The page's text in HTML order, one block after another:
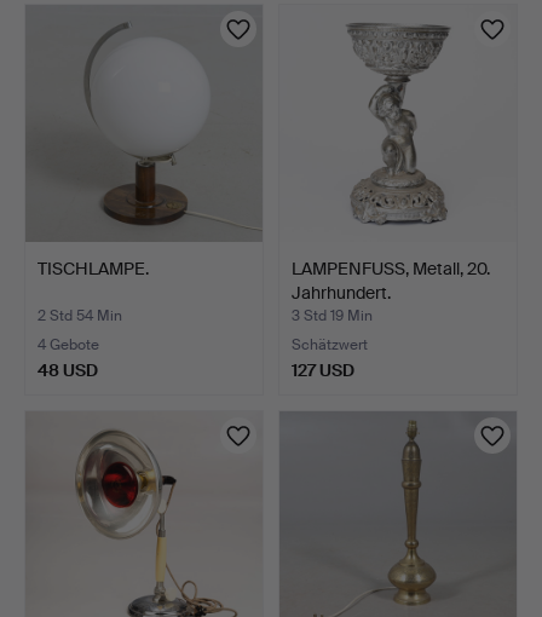
TISCHLAMPE.
2 Std 54 Min
4 Gebote
48 USD
LAMPENFUSS, Metall, 20.
Jahrhundert.
3 Std 19 Min
Schätzwert
127 USD